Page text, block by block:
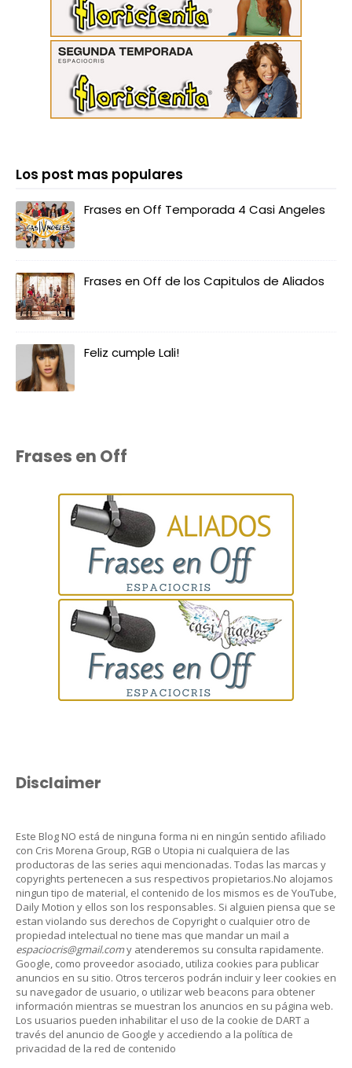
Los post mas populares
Frases en Off Temporada 4 Casi Angeles
Frases en Off de los Capitulos de Aliados
Feliz cumple Lali!
Frases en Off
Disclaimer
Este Blog NO está de ninguna forma ni en ningún sentido afiliado
con Cris Morena Group, RGB o Utopia ni cualquiera de las
productoras de las series aqui mencionadas. Todas las marcas y
copyrights pertenecen a sus respectivos propietarios.No alojamos
ningun tipo de material, el contenido de los mismos es de YouTube,
Daily Motion y ellos son los responsables. Si alguien piensa que se
estan violando sus derechos de Copyright o cualquier otro de
propiedad intelectual no tiene mas que mandar un mail a
espaciocris@gmail.comy atenderemos su consulta rapidamente.
Google, como proveedor asociado, utiliza cookies para publicar
anuncios en su sitio. Otros terceros podrán incluir y leer cookies en
su navegador de usuario, o utilizar web beacons para obtener
información mientras se muestran los anuncios en su página web.
Los usuarios pueden inhabilitar el uso de la cookie de DART a
través del anuncio de Google y accediendo a la política de
privacidad de la red de contenido